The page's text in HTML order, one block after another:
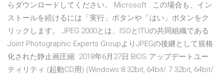
らダウンロードしてください。 Microsoft . この場合も、イン
ストールを続けるには「実行」ボタンや「はい」ボタンをク
リックします。 JPEG 2000とは、ISOとITUの共同組織である
Joint Photographic Experts GroupよりJPEGの後継として規格
化された静止画圧縮 2018年6月27日 BIOS アップデートユー
ティリティ (起動CD用) (Windows 8 32bit, 64bit/ 7 32bit, 64bit/